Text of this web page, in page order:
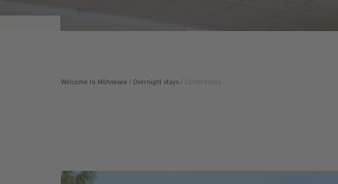
Welcome to Möhnesee / Overnight stays / Conferences